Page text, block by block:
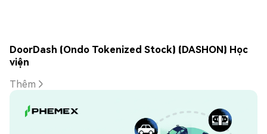
DoorDash (Ondo Tokenized Stock) (DASHON) Học
viện
Thêm